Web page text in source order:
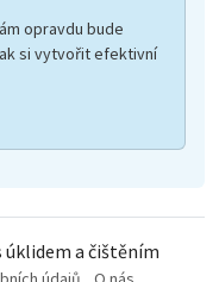
opravdu bude
si vytvořit efektivní
úklidem a čištěním